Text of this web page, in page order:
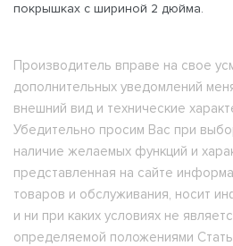
покрышках с шириной 2 дюйма.
Производитель вправе на свое
дополнительных уведомлений
внешний вид и технические
Убедительно просим Вас при
наличие желаемых функций и
представленная на сайте
товаров и обслуживания, носит
и ни при каких условиях не
определяемой положениями